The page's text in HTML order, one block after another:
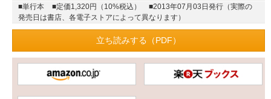
■単行本 ■定価1,320円（10%税込）
■2013年07月03日発行（実際の
発売日は書店、各電子ストアによって異なります）
立ち読みする（PDF）